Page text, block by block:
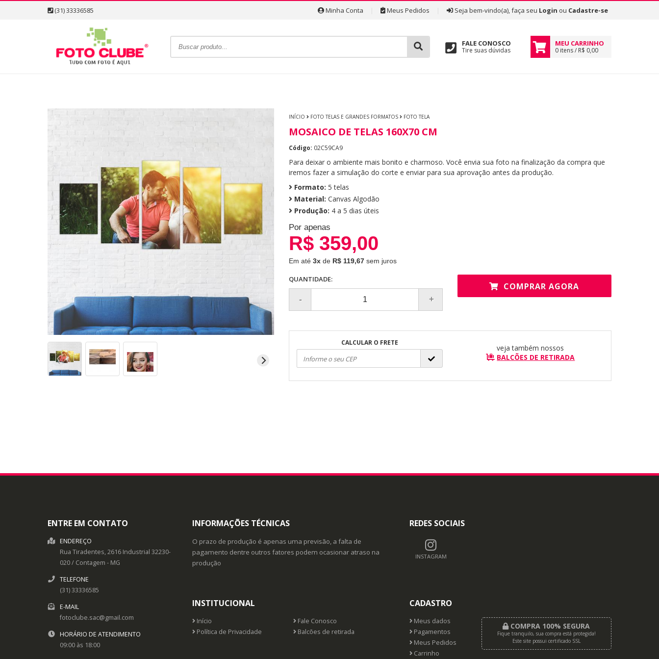
(31) 33336585 Minha Conta Meus Pedidos Seja bem-vindo(a), faça seu Login ou Cadastre-se
FALE CONOSCO
Tire suas dúvidas
MEU CARRINHO
0 itens / R$ 0,00
INÍCIO FOTO TELAS E GRANDES FORMATOS FOTO TELA
MOSAICO DE TELAS 160X70 CM
Código: 02C59CA9
Para deixar o ambiente mais bonito e charmoso. Você envia sua foto na finalização da compra que
iremos fazer a simulação do corte e enviar para sua aprovação antes da produção.
Formato: 5 telas
Material: Canvas Algodão
Produção: 4 a 5 dias úteis
Por apenas
R$ 359,00
Em até 3xde R$ 119,67sem juros
QUANTIDADE:
COMPRAR AGORA
CALCULAR O FRETE
veja também nossos
BALCÕES DE RETIRADA
ENTRE EM CONTATO
ENDEREÇO
Rua Tiradentes, 2616 Industrial 32230-
020/ Contagem - MG
TELEFONE
(31) 33336585
E-MAIL
fotoclube.sac@gmail.com
HORÁRIO DE ATENDIMENTO
09:00 às 18:00
INFORMAÇÕES TÉCNICAS
O prazo de produção é apenas uma previsão, a falta de
pagamento dentre outros fatores podem ocasionar atraso na
produção
REDES SOCIAIS
INSTAGRAM
INSTITUCIONAL
Início
Fale Conosco
Política de Privacidade
Balcões de retirada
CADASTRO
Meus dados
Pagamentos
Meus Pedidos
Carrinho
COMPRA 100% SEGURA
Fique tranquilo, sua compra está protegida!
Este site possui certificado SSL